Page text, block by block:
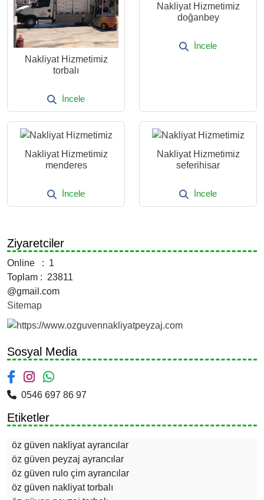
Nakliyat Hizmetimiz
torbalı
İncele
Nakliyat Hizmetimiz
doğanbey
İncele
Nakliyat Hizmetimiz
menderes
İncele
Nakliyat Hizmetimiz
seferihisar
İncele
Ziyaretciler
Online : 1
Toplam : 23811
@gmail.com
Sitemap
Sosyal Media
0546 697 86 97
Etiketler
öz güven nakliyat ayrancılar
öz güven peyzaj ayrancılar
öz güven rulo çim ayrancılar
öz güven nakliyat torbalı